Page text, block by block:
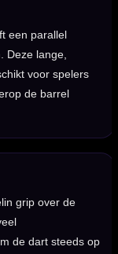
een parallel
Deze lange,
voor spelers
de barrel
grip over de
de dart steeds op